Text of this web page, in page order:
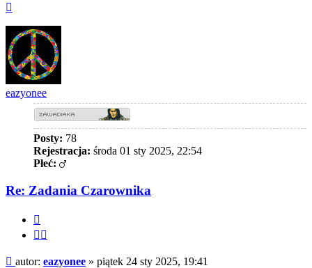
eazyonee
Posty: 78
Rejestracja: środa 01 sty 2025, 22:54
Płeć:
Re: Zadania Czarownika
Post
autor: eazyonee » piątek 24 sty 2025, 19:41